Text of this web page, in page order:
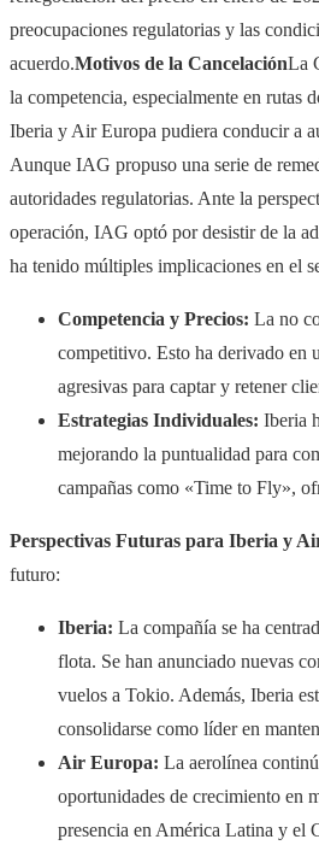
preocupaciones regulatorias y las
acuerdo.Motivos de la CancelaciónLa
la competencia, especialmente en rutas
Iberia y Air Europa pudiera conducir a
Aunque IAG propuso una serie de
autoridades regulatorias. Ante la
operación, IAG optó por desistir de la
ha tenido múltiples implicaciones en el
Competencia y Precios: La no
competitivo. Esto ha derivado en
agresivas para captar y retener
Estrategias Individuales: Iberia
mejorando la puntualidad para
campañas como «Time to Fly»,
Perspectivas Futuras para Iberia y
futuro:
Iberia: La compañía se ha
flota. Se han anunciado nuevas
vuelos a Tokio. Además, Iberia
consolidarse como líder en
Air Europa: La aerolínea
oportunidades de crecimiento en
presencia en América Latina y el